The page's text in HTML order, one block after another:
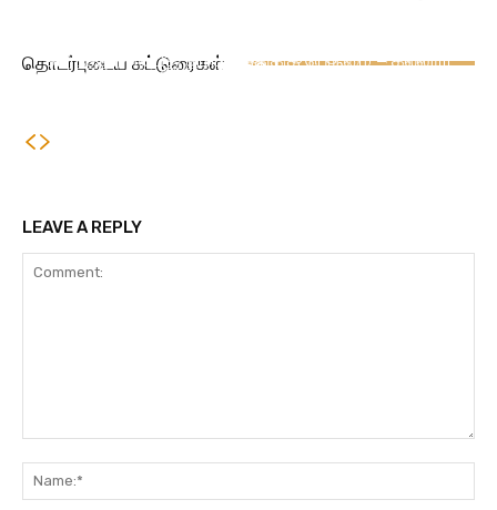
தொடர்புடைய கட்டுரைகள்(D.Sc.)
சார்ந்தவர் என்பது தமிழகத்துக்கு பெருமை – கல்லூரி
கல்வியும் வேலை வாய்ப்புகளும் சமூக முன்னேற்றத்தின்
முக்கிய முக்கிய துண்களாகும் – லோக் ஆயுக்தா
LEAVE A REPLY